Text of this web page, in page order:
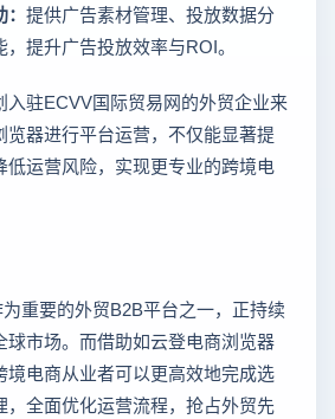
提供广告素材管理、投放数据分
提升广告投放效率与ROI。
入驻ECVV国际贸易网的外贸企业来
览器进行平台运营，不仅能显著提
低运营风险，实现更专业的跨境电
重要的外贸B2B平台之一，正持续
球市场。而借助如云登电商浏览器
境电商从业者可以更高效地完成选
，全面优化运营流程，抢占外贸先